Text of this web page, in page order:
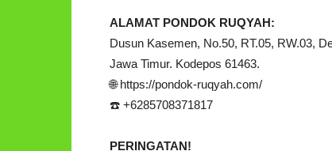
ALAMAT PONDOK RUQYAH:
Dusun Kasemen, No.50, RT.05, RW.03,
Jawa Timur. Kodepos 61463.
🌐 https://pondok-ruqyah.com/
☎️ +6285708371817
PERINGATAN!